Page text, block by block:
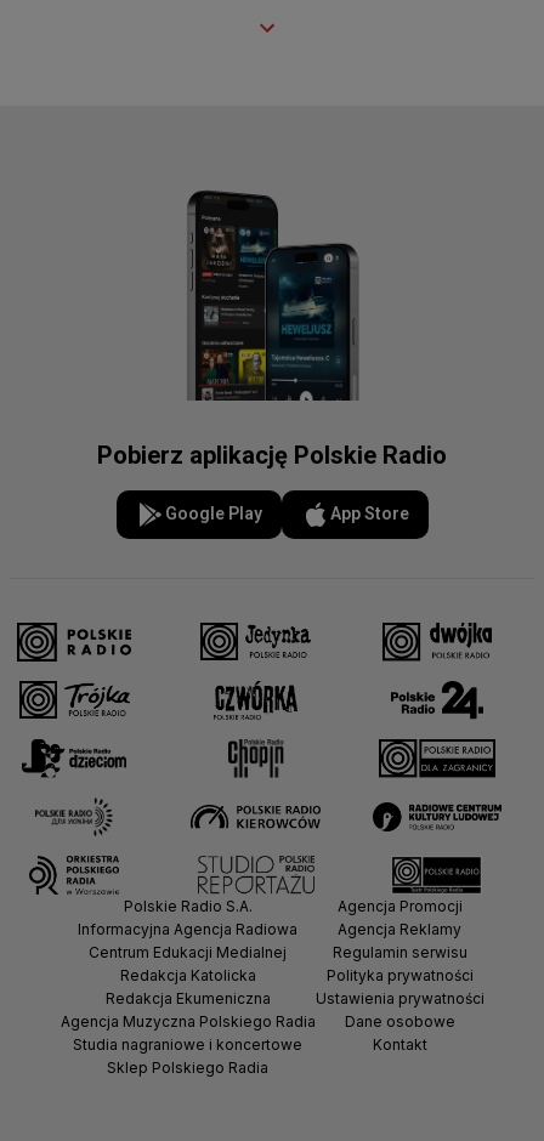
Pobierz aplikację Polskie Radio
Google Play App Store
Polskie Radio S.A.
Informacyjna Agencja Radiowa
Centrum Edukacji Medialnej
Redakcja Katolicka
Redakcja Ekumeniczna
Agencja Muzyczna Polskiego Radia
Studia nagraniowe i koncertowe
Sklep Polskiego Radia
Agencja Promocji
Agencja Reklamy
Regulamin serwisu
Polityka prywatności
Ustawienia prywatności
Dane osobowe
Kontakt